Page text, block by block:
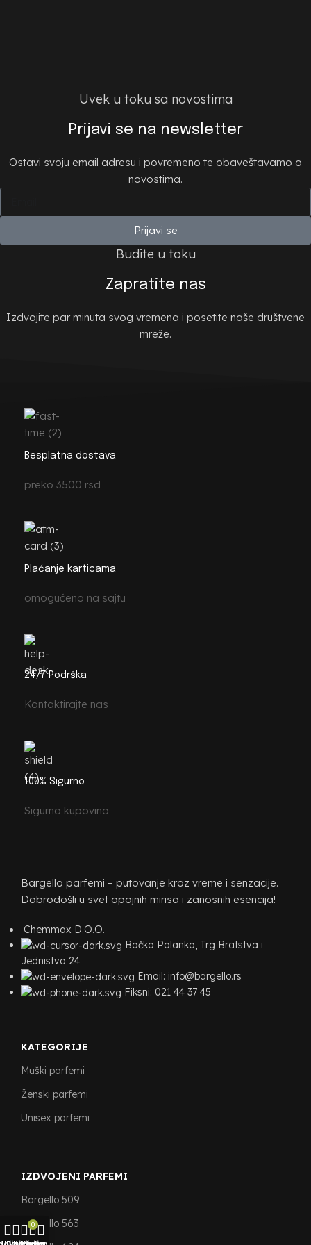
Uvek u toku sa novostima
Prijavi se na newsletter
Ostavi svoju email adresu i povremeno te obaveštavamo o
novostima.
Prijavi se
Budite u toku
Zapratite nas
Izdvojite par minuta svog vremena i posetite naše društvene
mreže.
Besplatna dostava
preko 3500 rsd
Plaćanje karticama
omogućeno na sajtu
24/7 Podrška
Kontaktirajte nas
100% Sigurno
Sigurna kupovina
Bargello parfemi – putovanje kroz vreme i senzacije.
Dobrodošli u svet opojnih mirisa i zanosnih esencija!
Chemmax D.O.O.
Bačka Palanka, Trg Bratstva i
Jednistva 24
Email: info@bargello.rs
Fiksni: 021 44 37 45
KATEGORIJE
Muški parfemi
Ženski parfemi
Unisex parfemi
IZDVOJENI PARFEMI
Bargello 509
Bargello 563
0